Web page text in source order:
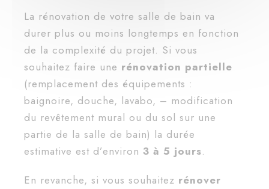
La rénovation de votre salle de bain va
durer plus ou moins longtemps en fonction
de la complexité du projet. Si vous
souhaitez faire une rénovation partielle
(remplacement des équipements :
baignoire, douche, lavabo, – modification
du revêtement mural ou du sol sur une
partie de la salle de bain) la durée
estimative est d’environ 3 à 5 jours.
En revanche, si vous souhaitez rénover